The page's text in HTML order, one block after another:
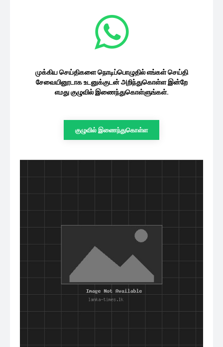
நாளை தரம் 5 புலமைப்பரிசில்
பரீட்சை:பரீட்சை திணைக்களத்தின் அவசர
வழிகாட்டல்கள்!
08/08/2026
‘அத்தம’ தேசிய தூய்மைப் பணி:
வவுனியாவில் மக்கள் மற்றும் படையினர்
இணைந்த...
செய்தி சேவையினூடாக உடனுக்குடன்
குழுவில் இணைந்துகொள்ள